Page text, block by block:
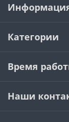
Категории
Время
Наши